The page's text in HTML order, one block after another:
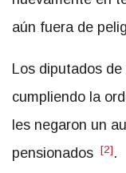
aún fuera de
Los diputados
cumpliendo la
les negaron un
pensionados [2] .